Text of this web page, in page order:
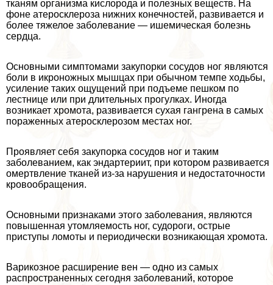
тканям организма кислорода и полезных веществ. На
фоне атеросклероза нижних конечностей, развивается и
более тяжелое заболевание — ишемическая болезнь
сердца.
Основными симптомами закупорки сосудов ног являются
боли в икроножных мышцах при обычном темпе ходьбы,
усиление таких ощущений при подъеме пешком по
лестнице или при длительных прогулках. Иногда
возникает хромота, развивается сухая гангрена в самых
пораженных атеросклерозом местах ног.
Проявляет себя закупорка сосудов ног и таким
заболеванием, как эндартериит, при котором развивается
омертвление тканей из-за нарушения и недостаточности
кровообращения.
Основными признаками этого заболевания, являются
повышенная утомляемость ног, судороги, острые
приступы ломоты и периодически возникающая хромота.
Варикозное расширение вен — одно из самых
распространенных сегодня заболеваний, которое